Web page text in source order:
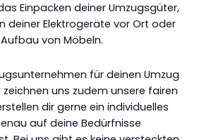
Einpacken deiner Umzugsgüter,
deiner Elektrogeräte vor Ort oder
von Möbeln.
für deinen Umzug
uns zudem unsere fairen
dir gerne ein individuelles
auf deine Bedürfnisse